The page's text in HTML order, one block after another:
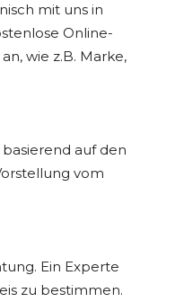
mit uns in
Online-
wie z.B. Marke,
auf den
vom
Ein Experte
zu bestimmen.